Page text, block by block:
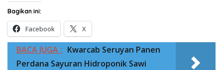
Bagikan ini:
Facebook X
BACA JUGA : Kwarcab Seruyan Panen
Perdana Sayuran Hidroponik Sawi